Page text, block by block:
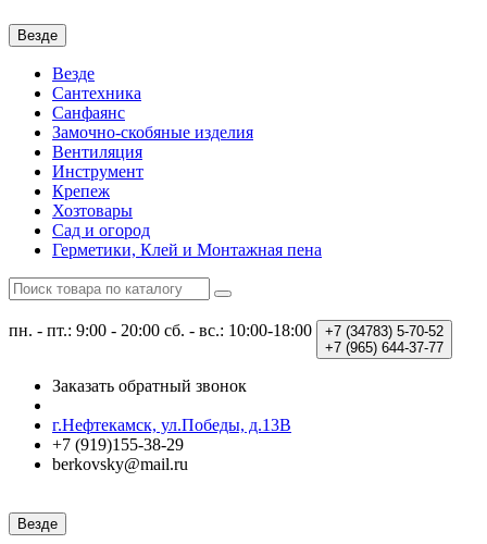
Везде
Везде
Сантехника
Санфаянс
Замочно-скобяные изделия
Вентиляция
Инструмент
Крепеж
Хозтовары
Сад и огород
Герметики, Клей и Монтажная пена
пн. - пт.: 9:00 - 20:00 сб. - вс.: 10:00-18:00 +7 (34783) 5-70-52
+7 (965) 644-37-77
Заказать обратный звонок
г.Нефтекамск, ул.Победы, д.13В
+7 (919)155-38-29
berkovsky@mail.ru
Везде